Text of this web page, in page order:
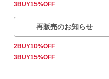
3BUY15%OFF
再販売のお知らせ
2BUY10%OFF
3BUY15%OFF